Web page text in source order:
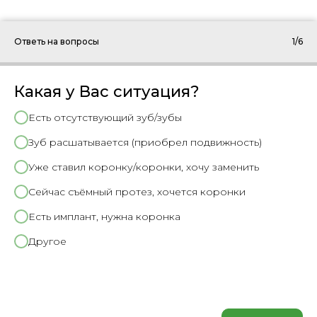
Ответь на вопросы 1/6
Какая у Вас ситуация?
Есть отсутствующий зуб/зубы
Зуб расшатывается (приобрел подвижность)
Уже ставил коронку/коронки, хочу заменить
Сейчас съёмный протез, хочется коронки
Есть имплант, нужна коронка
Другое